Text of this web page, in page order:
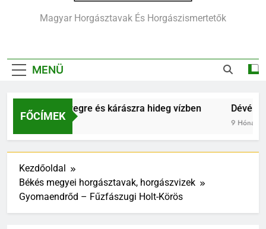
Tavak.hu –
Horgászvizek,
Magyar Horgásztavak És Horgászismertetők
MENÜ
FŐCÍMEK
keszegre és kárászra hideg vízben
Hónap Ezelőtt 9 Hónap
Kezdőoldal
Békés megyei horgásztavak, horgászvizek
Gyomaendrőd – Fűzfászugi Holt-Körös